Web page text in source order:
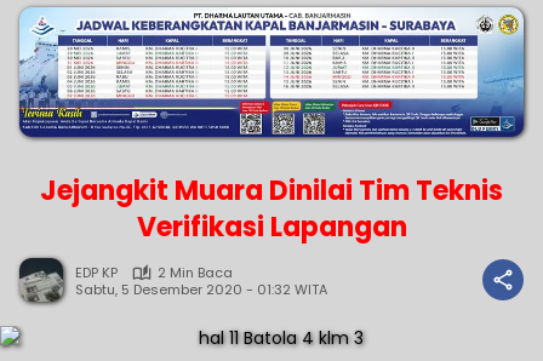
Jejangkit Muara Dinilai Tim Teknis
Verifikasi Lapangan
EDP KP
2 Min Baca
Sabtu, 5 Desember 2020 - 01:32 WITA